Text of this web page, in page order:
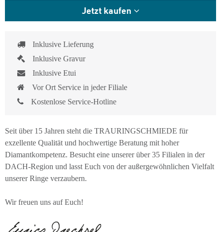
Jetzt kaufen
Inklusive Lieferung
Inklusive Gravur
Inklusive Etui
Vor Ort Service in jeder Filiale
Kostenlose Service-Hotline
Seit über 15 Jahren steht die TRAURINGSCHMIEDE für
exzellente Qualität und hochwertige Beratung mit hoher
Diamantkompetenz. Besucht eine unserer über 35 Filialen in der
DACH-Region und lasst Euch von der außergewöhnlichen Vielfalt
unserer Ringe verzaubern.
Wir freuen uns auf Euch!